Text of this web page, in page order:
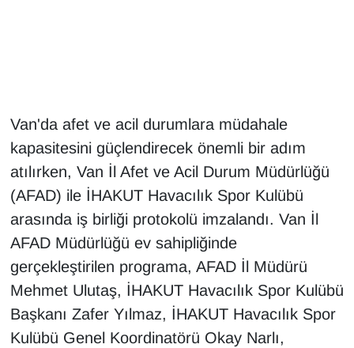
Van'da afet ve acil durumlara müdahale
kapasitesini güçlendirecek önemli bir adım
atılırken, Van İl Afet ve Acil Durum Müdürlüğü
(AFAD) ile İHAKUT Havacılık Spor Kulübü
arasında iş birliği protokolü imzalandı. Van İl
AFAD Müdürlüğü ev sahipliğinde
gerçekleştirilen programa, AFAD İl Müdürü
Mehmet Ulutaş, İHAKUT Havacılık Spor Kulübü
Başkanı Zafer Yılmaz, İHAKUT Havacılık Spor
Kulübü Genel Koordinatörü Okay Narlı,
HABERDE İNSAN
İngilizce
Kadın
Kamu Alımları
Kim Kimdir?
Kültür & Sanat